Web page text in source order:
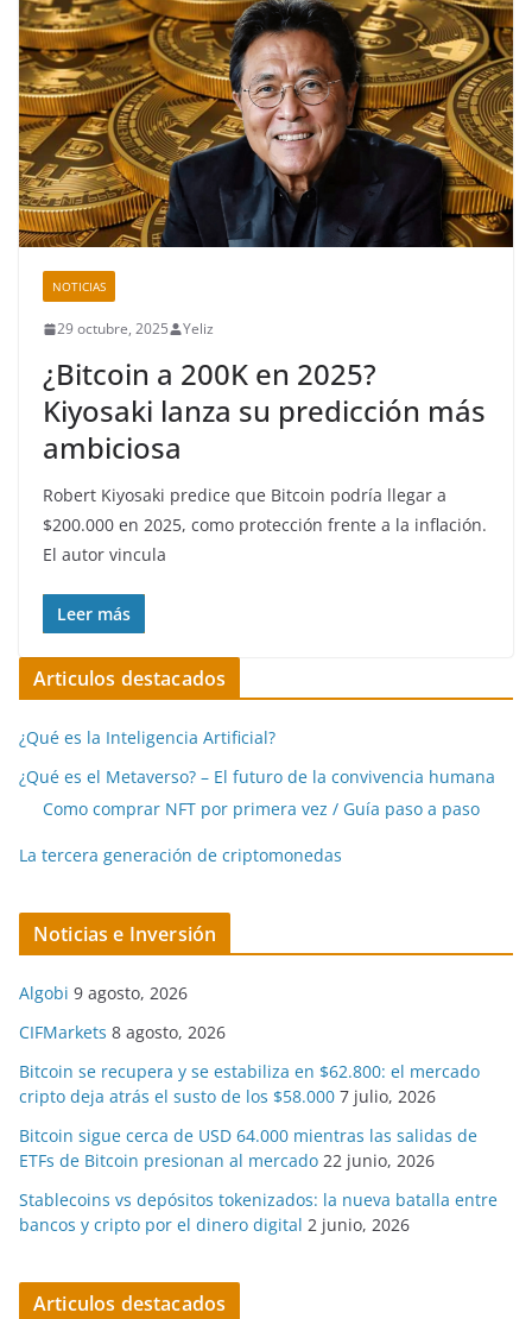
NOTICIAS
29 octubre, 2025 Yeliz
¿Bitcoin a 200K en 2025?
Kiyosaki lanza su predicción más
ambiciosa
Robert Kiyosaki predice que Bitcoin podría llegar a
$200.000 en 2025, como protección frente a la inflación.
El autor vincula
Leer más
Articulos destacados
¿Qué es la Inteligencia Artificial?
¿Qué es el Metaverso? – El futuro de la convivencia humana
Como comprar NFT por primera vez / Guía paso a paso
La tercera generación de criptomonedas
Noticias e Inversión
Algobi 9 agosto, 2026
CIFMarkets 8 agosto, 2026
Bitcoin se recupera y se estabiliza en $62.800: el mercado
cripto deja atrás el susto de los $58.000 7 julio, 2026
Bitcoin sigue cerca de USD 64.000 mientras las salidas de
ETFs de Bitcoin presionan al mercado 22 junio, 2026
Stablecoins vs depósitos tokenizados: la nueva batalla entre
bancos y cripto por el dinero digital 2 junio, 2026
Articulos destacados